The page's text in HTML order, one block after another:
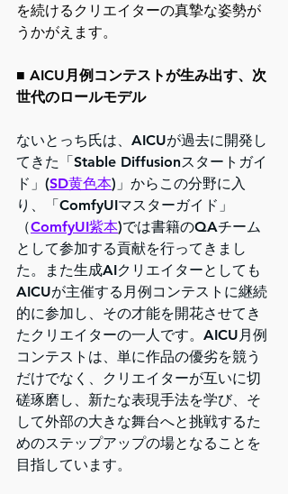
を続けるクリエイターの真摯な姿勢が
うかがえます。
■ AICU月例コンテストが生み出す、次
世代のロールモデル
ないとっち氏は、AICUが過去に開発し
てきた「Stable Diffusionスタートガイ
ド」(SD黄色本)」からこの分野に入
り、「ComfyUIマスターガイド」
（ComfyUI紫本)では書籍のQAチーム
として参加する貢献を行ってきまし
た。また生成AIクリエイターとしても
AICUが主催する月例コンテストに継続
的に参加し、その才能を開花させてき
たクリエイターの一人です。AICU月例
コンテストは、単に作品の優劣を競う
だけでなく、クリエイターが互いに切
磋琢磨し、新たな表現手法を学び、そ
して外部の大きな舞台へと挑戦するた
めのステップアップの場となることを
目指しています。